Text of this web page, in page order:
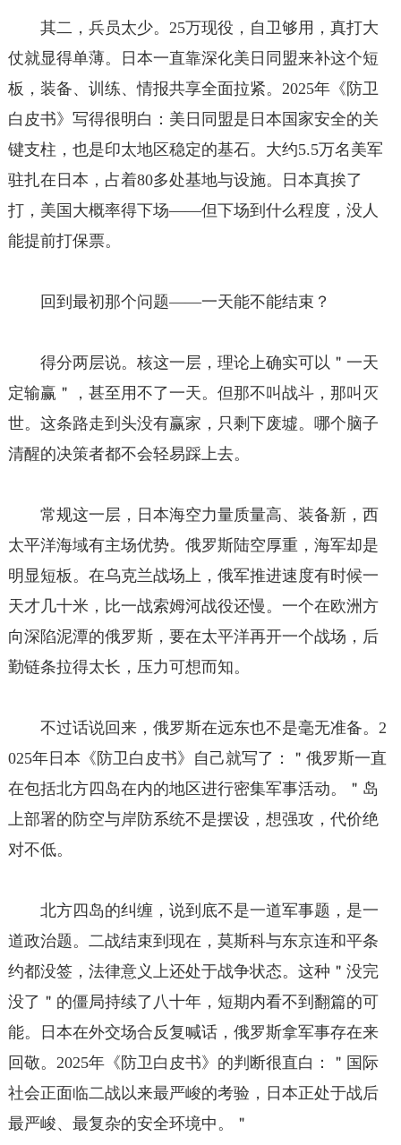
其二，兵员太少。25万现役，自卫够用，真打大
仗就显得单薄。日本一直靠深化美日同盟来补这个短
板，装备、训练、情报共享全面拉紧。2025年《防卫
白皮书》写得很明白：美日同盟是日本国家安全的关
键支柱，也是印太地区稳定的基石。大约5.5万名美军
驻扎在日本，占着80多处基地与设施。日本真挨了
打，美国大概率得下场——但下场到什么程度，没人
能提前打保票。
回到最初那个问题——一天能不能结束？
得分两层说。核这一层，理论上确实可以＂一天
定输赢＂，甚至用不了一天。但那不叫战斗，那叫灭
世。这条路走到头没有赢家，只剩下废墟。哪个脑子
清醒的决策者都不会轻易踩上去。
常规这一层，日本海空力量质量高、装备新，西
太平洋海域有主场优势。俄罗斯陆空厚重，海军却是
明显短板。在乌克兰战场上，俄军推进速度有时候一
天才几十米，比一战索姆河战役还慢。一个在欧洲方
向深陷泥潭的俄罗斯，要在太平洋再开一个战场，后
勤链条拉得太长，压力可想而知。
不过话说回来，俄罗斯在远东也不是毫无准备。2
025年日本《防卫白皮书》自己就写了：＂俄罗斯一直
在包括北方四岛在内的地区进行密集军事活动。＂岛
上部署的防空与岸防系统不是摆设，想强攻，代价绝
对不低。
北方四岛的纠缠，说到底不是一道军事题，是一
道政治题。二战结束到现在，莫斯科与东京连和平条
约都没签，法律意义上还处于战争状态。这种＂没完
没了＂的僵局持续了八十年，短期内看不到翻篇的可
能。日本在外交场合反复喊话，俄罗斯拿军事存在来
回敬。2025年《防卫白皮书》的判断很直白：＂国际
社会正面临二战以来最严峻的考验，日本正处于战后
最严峻、最复杂的安全环境中。＂